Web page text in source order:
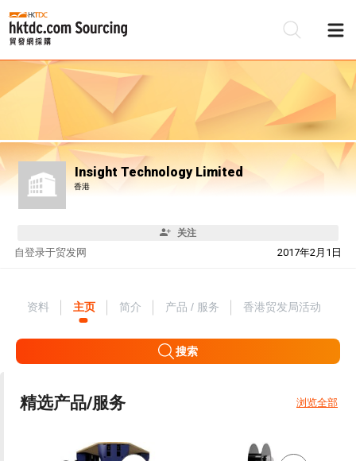
Insight Technology Limited
香港
关注
自 2017年2月1日
登录于贸发网
资料 主页 简介 产品 / 服务 香港贸发局活动
搜索
精选产品/服务 浏览全部